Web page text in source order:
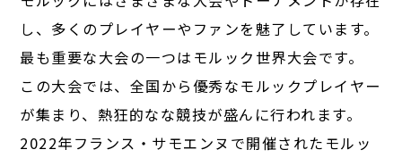
し、多くのプレイヤーやファンを魅了しています。
最も重要な大会の一つはモルック世界大会です。
この大会では、全国から優秀なモルックプレイヤー
が集まり、熱狂的なな競技が盛んに行われます。
2022年フランス・サモエンヌで開催されたモルッ